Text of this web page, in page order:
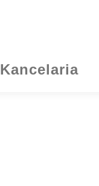
Kancelaria